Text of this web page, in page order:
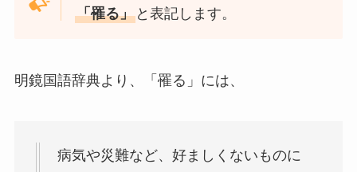
「罹る」 と表記します。
明鏡国語辞典より、「罹る」には、
病気や災難など、好ましくないものに